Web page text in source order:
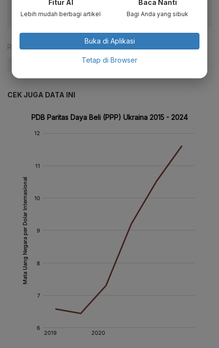
Reporter:
#Eropa
CEK JUGA DATA INI
Fitur AI
Lebih mudah berbagi artikel
Baca Nanti
Bagi Anda yang sibuk
Buka di Aplikasi
Tetap di Browser